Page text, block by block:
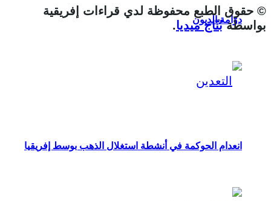
دوّامة الديون
انعدام الحوكمة في أنشطة استغلال الذهب بوسط إفريقيا
© حقوق الطبع محفوظة لدي قراءات إفريقية
بواسطةبُنّاج ميديا.